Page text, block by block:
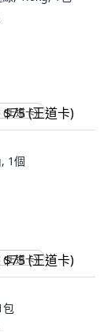
(王道卡)
1個
(王道卡)
包